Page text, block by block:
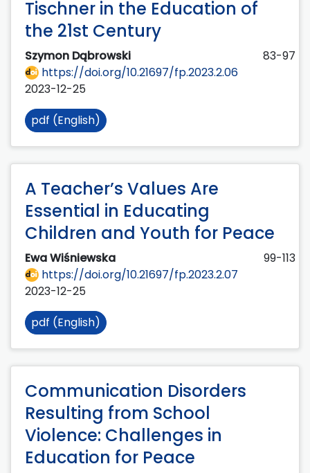
Tischner in the Education of
the 21st Century
Szymon Dąbrowski
83-97
https://doi.org/10.21697/fp.2023.2.06
2023-12-25
pdf (English)
A Teacher’s Values Are
Essential in Educating
Children and Youth for Peace
Ewa Wiśniewska
99-113
https://doi.org/10.21697/fp.2023.2.07
2023-12-25
pdf (English)
Communication Disorders
Resulting from School
Violence: Challenges in
Education for Peace